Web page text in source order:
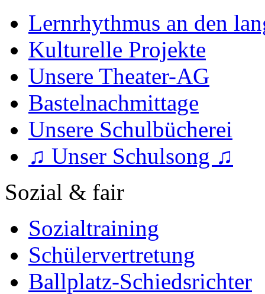
Lernrhythmus an den
Kulturelle Projekte
Unsere Theater-AG
Bastelnachmittage
Unsere Schulbücherei
♫ Unser Schulsong ♫
Sozial & fair
Sozialtraining
Schülervertretung
Ballplatz-Schiedsrichter